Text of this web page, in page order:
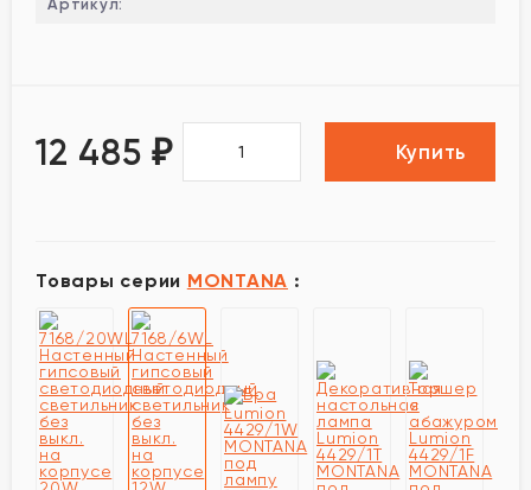
Артикул:
12 485₽ Купить
Товары серии MONTANA :